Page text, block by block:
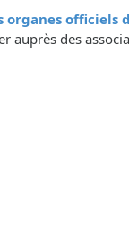
organes
auprès des